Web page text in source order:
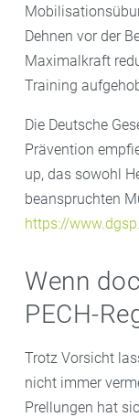
Dehnen vor der
Maximalkraft
Training
Die Deutsche
Prävention
up, das sowohl
beanspruchten
https://
Wenn
PECH-
Trotz Vorsicht
nicht immer
Prellungen hat